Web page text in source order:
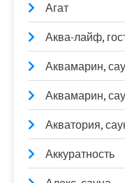
Агат
Аква-лайф,
Аквамарин,
Аквамарин,
Акватория,
Аккуратность